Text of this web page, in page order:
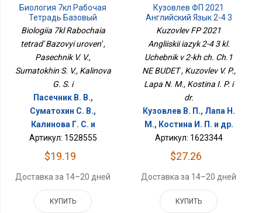
Биология 7кл Рабочая
Тетрадь Базовый
Уровень
Biologiia 7kl Rabochaia
tetrad' Bazovyi uroven' ,
Pasechnik V. V.,
Sumatokhin S. V., Kalinova
G. S. i
Пасечник В. В.,
Суматохин С. В.,
Калинова Г. С. и
Артикул: 1528555
$19.19
Доставка за 14–20 дней
КУПИТЬ
Кузовлев ФП 2021
Английский Язык 2-4 3
Кл. Учебник В 2-Х Ч. Ч.1
Kuzovlev FP 2021
Angliiskii iazyk 2-4 3 kl.
Uchebnik v 2-kh ch. Ch.1
NE BUDET , Kuzovlev V. P.,
Lapa N. M., Kostina I. P. i
dr.
Кузовлев В. П., Лапа Н.
М., Костина И. П. и др.
Артикул: 1623344
$27.26
Доставка за 14–20 дней
КУПИТЬ